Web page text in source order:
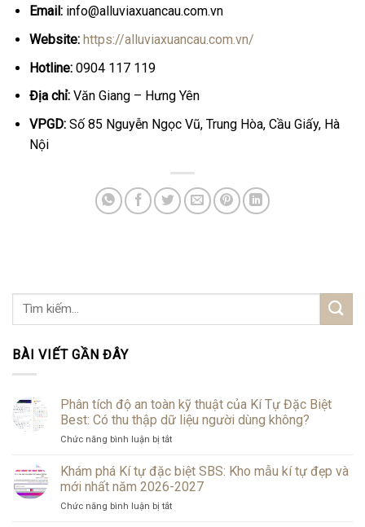
Email: info@alluviaxuancau.com.vn
Website: https://alluviaxuancau.com.vn/
Hotline: 0904 117 119
Địa chỉ: Văn Giang – Hưng Yên
VPGD:Số 85 Nguyễn Ngọc Vũ, Trung Hòa, Cầu Giấy, Hà
Nội
BÀI VIẾT GẦN ĐÂY
Phân tích độ an toàn kỹ thuật của Kí Tự Đặc Biệt
Best: Có thu thập dữ liệu người dùng không?
Chức năng bình luận bị tắt
tích
độ
Khám phá Kí tự đặc biệt SBS: Kho mẫu kí tự đẹp và
mới nhất năm 2026-2027
Chức năng bình luận bị tắt